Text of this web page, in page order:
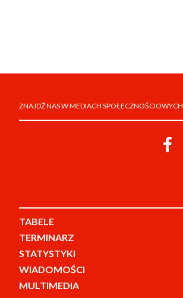
ZNAJDŹ NAS W MEDIACH SPOŁECZNOŚCIOWYCH
TABELE
TERMINARZ
STATYSTYKI
WIADOMOŚCI
MULTIMEDIA